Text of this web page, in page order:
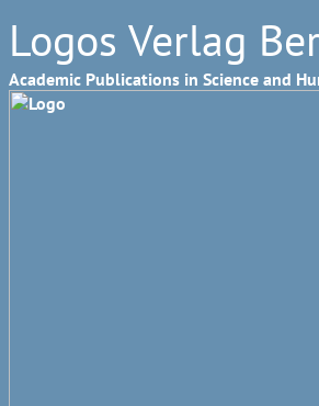
Logos Verlag
Academic Publications in Science and